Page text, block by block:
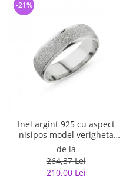
Inel argint 925 cu aspect
nisipos model verigheta
ITU0079
de la
264,37 Lei
210,00 Lei
-21%